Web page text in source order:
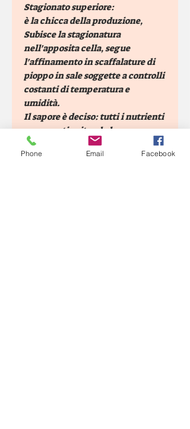
Stagionato superiore:
è la chicca della produzione,
Subisce la stagionatura
nell'apposita cella, segue
l'affinamento in scaffalature di
pioppo in sale soggette a controlli
costanti di temperatura e
umidità.
Il sapore è deciso: tutti i nutrienti
conservati evitando la
pastorizzazione del latte
maturano dando origine a un
Phone Email Facebook